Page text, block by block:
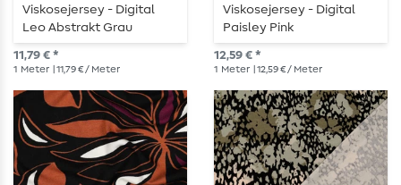
Viskosejersey - Digital
Leo Abstrakt Grau
11,79 € *
1 Meter | 11,79 € / Meter
Viskosejersey - Digital
Paisley Pink
12,59 € *
1 Meter | 12,59 € / Meter